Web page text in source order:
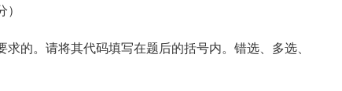
。请将其代码填写在题后的括号内。错选、多选、